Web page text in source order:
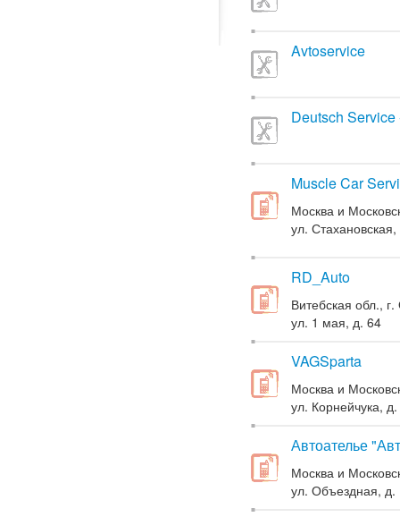
Avtoservice
Deutsch
Muscle Car
Москва и
ул.
RD_Auto
Витебская обл.,
ул. 1 мая, д. 64
VAGSparta
Москва и
ул. Корнейчука,
Автоателье
Москва и
ул. Объездная, д.